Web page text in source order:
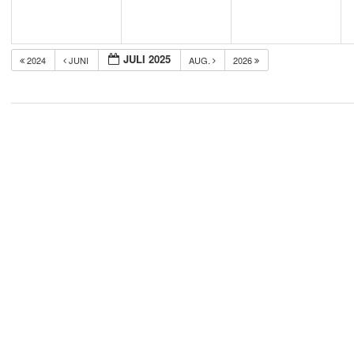
2024 JUNI JULI 2025 AUG. 2026